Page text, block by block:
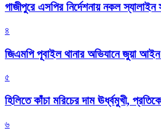
গাজীপুরে এসপির নির্দেশনায় নকল স্যালাইন
৪
জিএমপি পূবাইল থানার অভিযানে জুয়া
৫
হিলিতে কাঁচা মরিচের দাম ঊর্ধ্বমুখী,
৬